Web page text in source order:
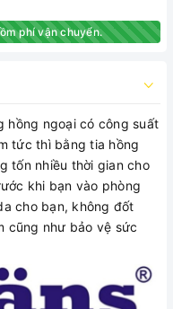
phí vận chuyển.
hồng ngoại có công suất
tức thì bằng tia hồng
tốn nhiều thời gian cho
khi bạn vào phòng
cho bạn, không đốt
cũng như bảo vệ sức